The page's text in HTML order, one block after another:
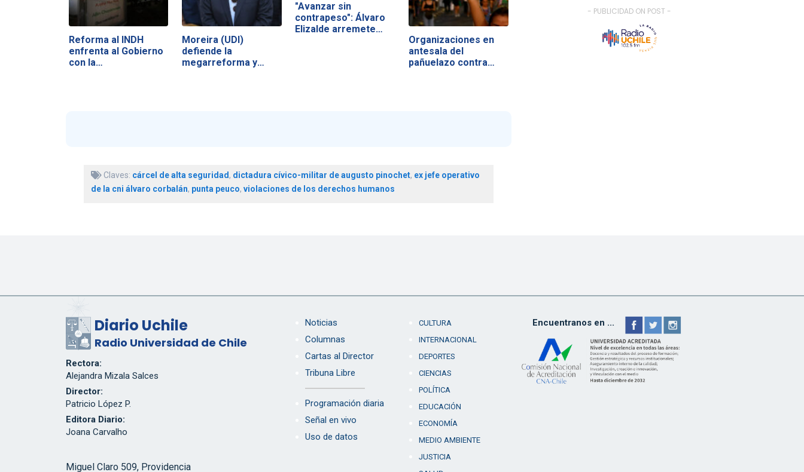
Reforma al INDH
enfrenta al Gobierno
con la…
Moreira (UDI)
defiende la
megarreforma y
"Avanzar sin
contrapeso": Álvaro
Elizalde arremete…
Organizaciones en
antesala del
pañuelazo contra…
Claves: cárcel de alta seguridad, dictadura cívico-militar de augusto pinochet, ex jefe operativo
de la cni álvaro corbalán, punta peuco, violaciones de los derechos humanos
- PUBLICIDAD ON POST -
Diario Uchile
Radio Universidad de Chile
Rectora:
Alejandra Mizala Salces
Director:
Patricio López P.
Editora Diario:
Joana Carvalho
Miguel Claro 509, Providencia
Noticias
Columnas
Cartas al Director
Tribuna Libre
Programación diaria
Señal en vivo
Uso de datos
CULTURA
INTERNACIONAL
DEPORTES
CIENCIAS
POLÍTICA
EDUCACIÓN
ECONOMÍA
MEDIO AMBIENTE
JUSTICIA
Encuentranos en ...